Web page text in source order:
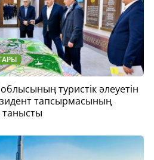
туристік әлеуетін
тапсырмасының